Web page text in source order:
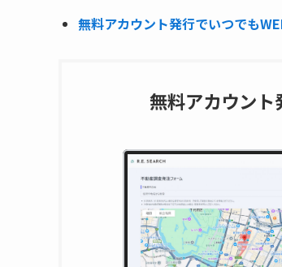
無料アカウント発行でいつでも
無料アカウント